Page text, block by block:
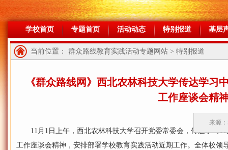
学校首页 专题首页 活动动态 特别报道 基层
当前位置： 群众路线教育实践活动专题网站 > 特别报道
《群众路线网》西北农林科技大学传达学习
工作座谈会精
来源
11月1日上午，西北农林科技大学召开党委常委会，传达学习10
工作座谈会精神，安排部署学校教育实践活动近期工作。全体校领